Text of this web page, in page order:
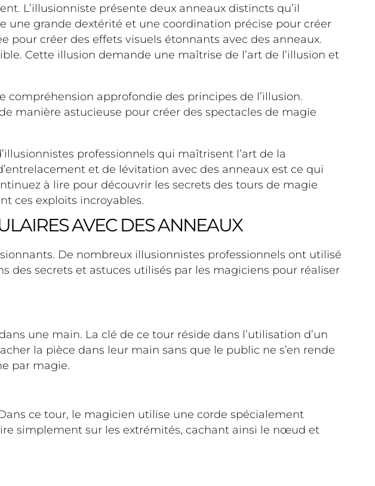
L’illusionniste présente deux anneaux distincts qu’il
grande dextérité et une coordination précise pour créer
pour créer des effets visuels étonnants avec des anneaux.
Cette illusion demande une maîtrise de l’art de l’illusion et
approfondie des principes de l’illusion.
manière astucieuse pour créer des spectacles de magie
professionnels qui maîtrisent l’art de la
et de lévitation avec des anneaux est ce qui
à lire pour découvrir les secrets des tours de magie
ces exploits incroyables.
AVEC DES ANNEAUX
De nombreux illusionnistes professionnels ont utilisé
des secrets et astuces utilisés par les magiciens pour réaliser
une main. La clé de ce tour réside dans l’utilisation d’un
la pièce dans leur main sans que le public ne s’en rende
par magie.
ce tour, le magicien utilise une corde spécialement
simplement sur les extrémités, cachant ainsi le nœud et